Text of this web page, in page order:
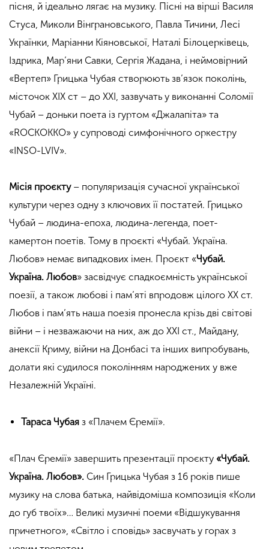
пісня, й ідеально лягає на музику. Пісні на вірші Василя
Стуса, Миколи Вінграновського, Павла Тичини, Лесі
Українки, Маріанни Кіяновської, Наталі Білоцерківець,
Іздрика, Мар’яни Савки, Сергія Жадана, і неймовірний
«Вертеп» Грицька Чубая створюють зв’язок поколінь,
місточок ХІХ ст – до ХХІ, зазвучать у виконанні Соломії
Чубай – доньки поета із гуртом «Джалапіта» та
«ROCKOKKO» у супроводі симфонічного оркестру
«INSO-LVIV».
Місія проєкту– популяризація сучасної української
культури через одну з ключових її постатей. Грицько
Чубай – людина-епоха, людина-легенда, поет-
камертон поетів. Тому в проєкті «Чубай. Україна.
Любов» немає випадкових імен. Проєкт «Чубай.
Україна. Любов» засвідчує спадкоємність української
поезії, а також любові і пам’яті впродовж цілого ХХ ст.
Любов і пам’ять наша поезія пронесла крізь дві світові
війни – і незважаючи на них, аж до ХХІ ст., Майдану,
анексії Криму, війни на Донбасі та інших випробувань,
долати які судилося поколінням народжених у вже
Незалежній Україні.
Тараса Чубая з «Плачем Єремії».
«Плач Єремії» завершить презентації проєкту «Чубай.
Україна. Любов». Син Грицька Чубая з 16 років пише
музику на слова батька, найвідоміша композиція «Коли
до губ твоїх»… Великі музичні поеми «Відшукування
причетного», «Світло і сповідь» засвучать у горах з